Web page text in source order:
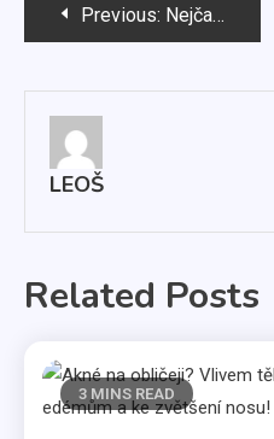
Navigace
příspěvek
Previous: Nejčastější chyby při nošení spodního prádla
LEOŠ
Related Posts
3 MINS READ